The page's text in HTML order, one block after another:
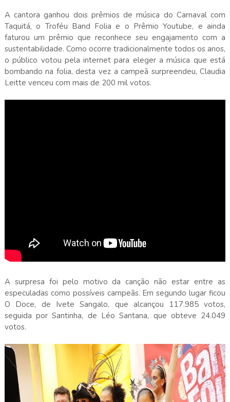
A cantora ganhou dois prêmios de música do Carnaval com
Taquitá, o Troféu Band Folia e o Prêmio Youtube, e ainda
faturou um prêmio que reconhece seu engajamento com a
sustentabilidade. Como ocorre tradicionalmente todos os anos,
o público votou pela internet para eleger a música que está
bombando na folia, desta vez a campeã surpreendeu, Claudia
Leitte venceu com mais de 200 mil votos.
A surpresa foi pelo motivo da canção não estar entre as
especuladas como possíveis campeãs. Em segundo lugar ficou
O Doce, de Ivete Sangalo, que alcançou 117.985 votos,
seguida por Santinha, de Léo Santana, que obteve 24.049
votos.